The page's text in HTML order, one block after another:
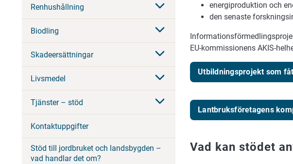
Renhushållning
Biodling
Skadeersättningar
Livsmedel
Tjänster – stöd
Kontaktuppgifter
Stöd till jordbruket och landsbygden –
vad handlar det om?
energiproduktion och
den senaste
EU-kommissionens AKIS-
Utbildningsprojekt som
Lantbruksföretagens
Vad kan stödet